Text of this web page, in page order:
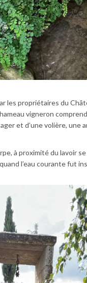
les propriétaires du
vigneron
et d’une volière, une
à proximité du lavoir
l’eau courante fut